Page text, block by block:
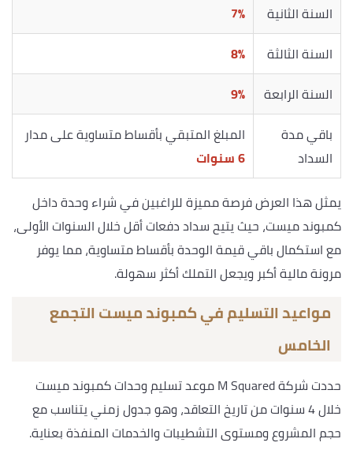
السنة الثانية
7%
السنة الثالثة
8%
السنة الرابعة
9%
باقي مدة
السداد
المبلغ المتبقي بأقساط متساوية على مدار
6 سنوات
يمثل هذا العرض فرصة مميزة للراغبين في شراء وحدة داخل
كمبوند ميست، حيث يتيح سداد دفعات أقل خلال السنوات الأولى،
مع استكمال باقي قيمة الوحدة بأقساط متساوية، مما يوفر
مرونة مالية أكبر ويجعل التملك أكثر سهولة.
مواعيد التسليم في كمبوند ميست التجمع
الخامس
حددت شركة M Squared موعد تسليم وحدات كمبوند ميست
خلال 4 سنوات من تاريخ التعاقد، وهو جدول زمني يتناسب مع
حجم المشروع ومستوى التشطيبات والخدمات المنفذة بعناية.